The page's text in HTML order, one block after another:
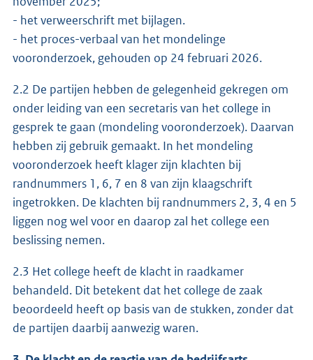
- het verweerschrift met bijlagen.
- het proces-verbaal van het mondelinge
vooronderzoek, gehouden op 24 februari 2026.
2.2 De partijen hebben de gelegenheid gekregen om
onder leiding van een secretaris van het college in
gesprek te gaan (mondeling vooronderzoek). Daarvan
hebben zij gebruik gemaakt. In het mondeling
vooronderzoek heeft klager zijn klachten bij
randnummers 1, 6, 7 en 8 van zijn klaagschrift
ingetrokken. De klachten bij randnummers 2, 3, 4 en 5
liggen nog wel voor en daarop zal het college een
beslissing nemen.
2.3 Het college heeft de klacht in raadkamer
behandeld. Dit betekent dat het college de zaak
beoordeeld heeft op basis van de stukken, zonder dat
de partijen daarbij aanwezig waren.